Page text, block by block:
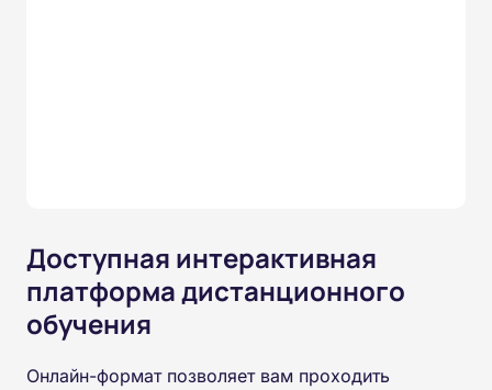
Доступная интерактивная
платформа дистанционного
обучения
Онлайн-формат позволяет вам проходить